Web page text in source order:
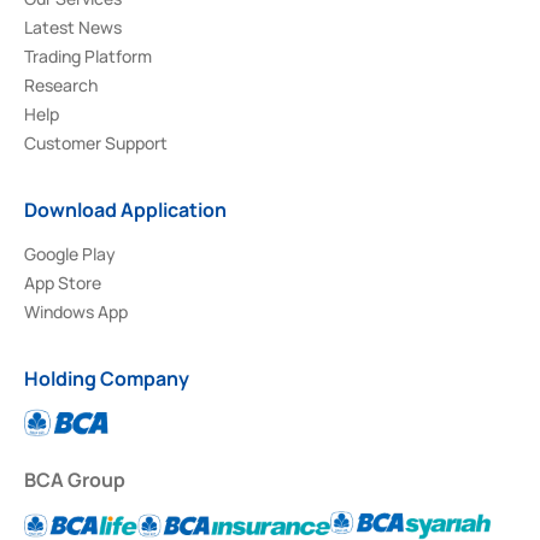
Latest News
Trading Platform
Research
Help
Customer Support
Download Application
Google Play
App Store
Windows App
Holding Company
BCA Group